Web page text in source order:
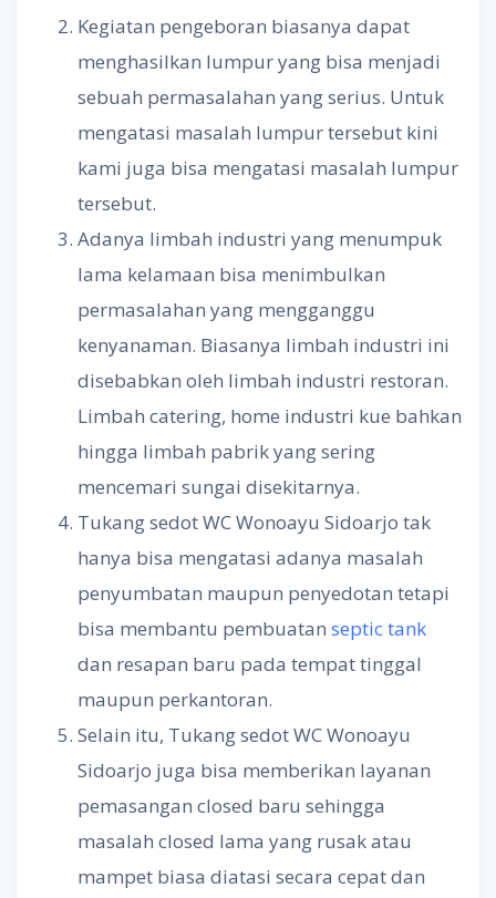
Kegiatan pengeboran biasanya dapat
menghasilkan lumpur yang bisa menjadi
sebuah permasalahan yang serius. Untuk
mengatasi masalah lumpur tersebut kini
kami juga bisa mengatasi masalah lumpur
tersebut.
Adanya limbah industri yang menumpuk
lama kelamaan bisa menimbulkan
permasalahan yang mengganggu
kenyanaman. Biasanya limbah industri ini
disebabkan oleh limbah industri restoran.
Limbah catering, home industri kue bahkan
hingga limbah pabrik yang sering
mencemari sungai disekitarnya.
Tukang sedot WC Wonoayu Sidoarjo tak
hanya bisa mengatasi adanya masalah
penyumbatan maupun penyedotan tetapi
bisa membantu pembuatan septic tank
dan resapan baru pada tempat tinggal
maupun perkantoran.
Selain itu, Tukang sedot WC Wonoayu
Sidoarjo juga bisa memberikan layanan
pemasangan closed baru sehingga
masalah closed lama yang rusak atau
mampet biasa diatasi secara cepat dan